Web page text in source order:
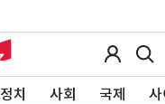
정치 사회 국제 사